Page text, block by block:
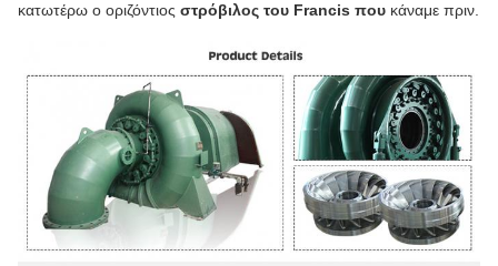
κατωτέρω ο οριζόντιος στρόβιλος του Francis που κάναμε πριν.